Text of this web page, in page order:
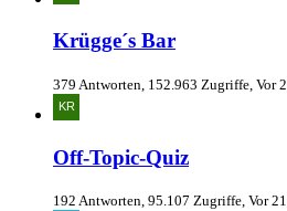
Krügge´s Bar
379 Antworten, 152.963 Zugriffe, Vor
Off-Topic-Quiz
192 Antworten, 95.107 Zugriffe, Vor